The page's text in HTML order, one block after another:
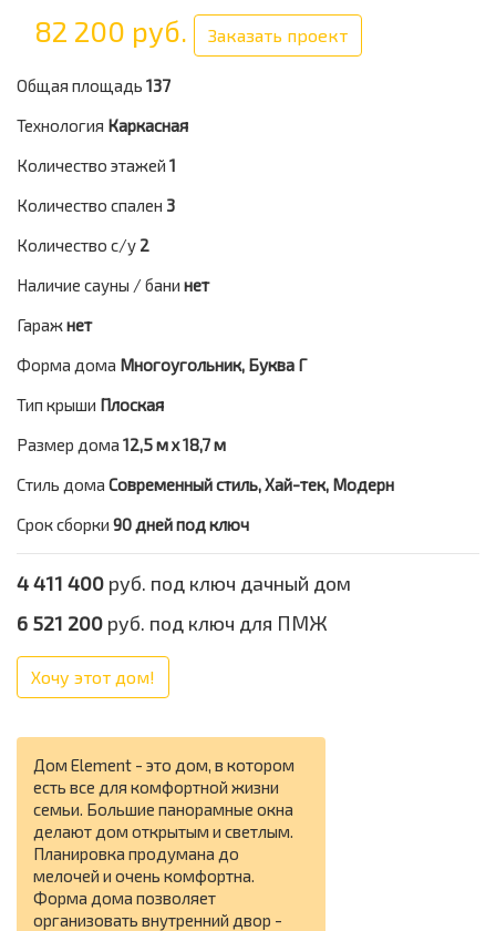
82 200 руб. Заказать проект
Общая площадь 137
Технология Каркасная
Количество этажей 1
Количество спален 3
Количество с/у 2
Наличие сауны / бани нет
Гаражнет
Форма дома Многоугольник, Буква Г
Тип крыши Плоская
Размер дома 12,5 м х 18,7 м
Стиль дома Современный стиль, Хай-тек, Модерн
Срок сборки 90 дней под ключ
4 411 400 руб. под ключ дачный дом
6 521 200 руб. под ключ для ПМЖ
Хочу этот дом!
Дом Element - это дом, в котором
есть все для комфортной жизни
семьи. Большие панорамные окна
делают дом открытым и светлым.
Планировка продумана до
мелочей и очень комфортна.
Форма дома позволяет
организовать внутренний двор -